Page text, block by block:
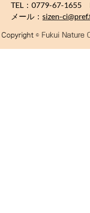
TEL：0779-67-1655
メール：sizen-